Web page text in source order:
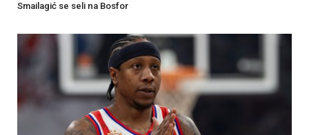
Smailagić se seli na Bosfor